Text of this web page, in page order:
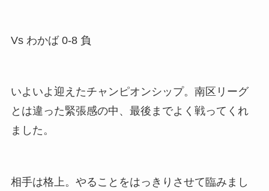
Vs わかば 0-8 負
いよいよ迎えたチャンピオンシップ。南区リーグ
とは違った緊張感の中、最後までよく戦ってくれ
ました。
相手は格上。やることをはっきりさせて臨みまし